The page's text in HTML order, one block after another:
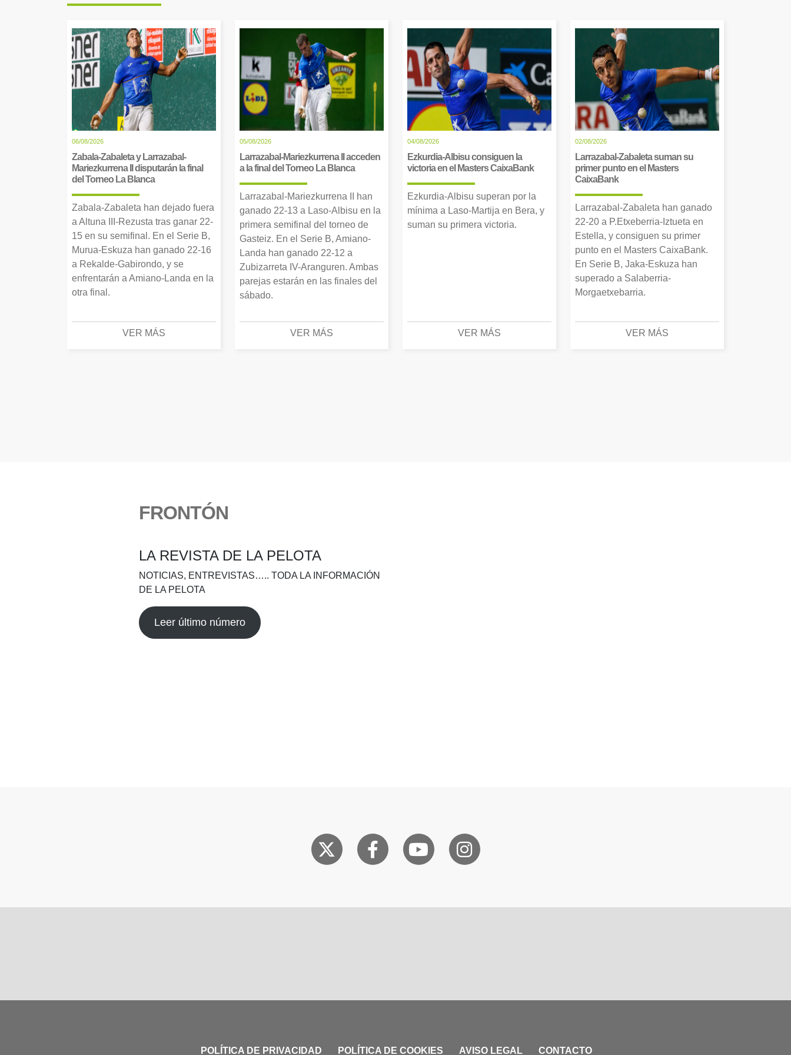
06/08/2026
Zabala-Zabaleta y Larrazabal-
Mariezkurrena II disputarán la final
del Torneo La Blanca
Zabala-Zabaleta han dejado fuera
a Altuna III-Rezusta tras ganar 22-
15 en su semifinal. En el Serie B,
Murua-Eskuza han ganado 22-16
a Rekalde-Gabirondo, y se
enfrentarán a Amiano-Landa en la
otra final.
VER MÁS
05/08/2026
Larrazabal-Mariezkurrena II acceden
a la final del Torneo La Blanca
Larrazabal-Mariezkurrena II han
ganado 22-13 a Laso-Albisu en la
primera semifinal del torneo de
Gasteiz. En el Serie B, Amiano-
Landa han ganado 22-12 a
Zubizarreta IV-Aranguren. Ambas
parejas estarán en las finales del
sábado.
VER MÁS
04/08/2026
Ezkurdia-Albisu consiguen la
victoria en el Masters CaixaBank
Ezkurdia-Albisu superan por la
mínima a Laso-Martija en Bera, y
suman su primera victoria.
VER MÁS
02/08/2026
Larrazabal-Zabaleta suman su
primer punto en el Masters
CaixaBank
Larrazabal-Zabaleta han ganado
22-20 a P.Etxeberria-Iztueta en
Estella, y consiguen su primer
punto en el Masters CaixaBank.
En Serie B, Jaka-Eskuza han
superado a Salaberria-
Morgaetxebarria.
VER MÁS
FRONTÓN
LA REVISTA DE LA PELOTA
NOTICIAS, ENTREVISTAS….. TODA LA INFORMACIÓN
DE LA PELOTA
Leer último número
POLÍTICA DE PRIVACIDAD POLÍTICA DE COOKIES AVISO LEGAL CONTACTO